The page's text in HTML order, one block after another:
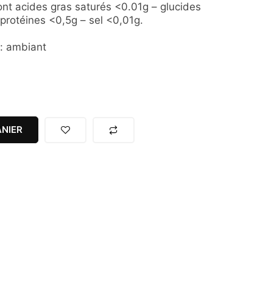
acides gras saturés <0.01g – glucides
<0,5g – sel <0,01g.
ambiant